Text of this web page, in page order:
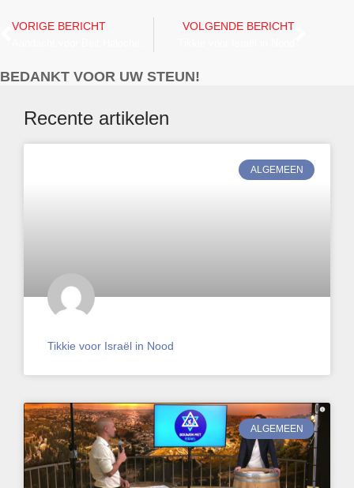
VORIGE BERICHT VOLGENDE BERICHT
BEDANKT VOOR UW STEUN!
Recente artikelen
ALGEMEEN
Tikkie voor Israël in Nood
ALGEMEEN